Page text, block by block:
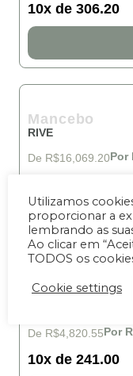
10x de 306.20
Mancebo
RIVE
De R$16,069.20Por
Cadeira
De R$4,820.55Por
10x de 241.00
Utilizamos
proporcionar a
lembrando as
Ao clicar em
TODOS os
Cookie settings